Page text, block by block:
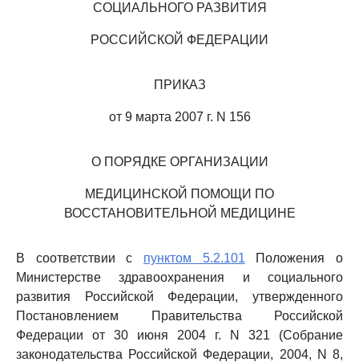
СОЦИАЛЬНОГО РАЗВИТИЯ
РОССИЙСКОЙ ФЕДЕРАЦИИ
ПРИКАЗ
от 9 марта 2007 г. N 156
О ПОРЯДКЕ ОРГАНИЗАЦИИ
МЕДИЦИНСКОЙ ПОМОЩИ ПО
ВОССТАНОВИТЕЛЬНОЙ МЕДИЦИНЕ
В соответствии с пунктом 5.2.101 Положения о
Министерстве здравоохранения и социального
развития Российской Федерации, утвержденного
Постановлением Правительства Российской
Федерации от 30 июня 2004 г. N 321 (Собрание
законодательства Российской Федерации, 2004, N 8,